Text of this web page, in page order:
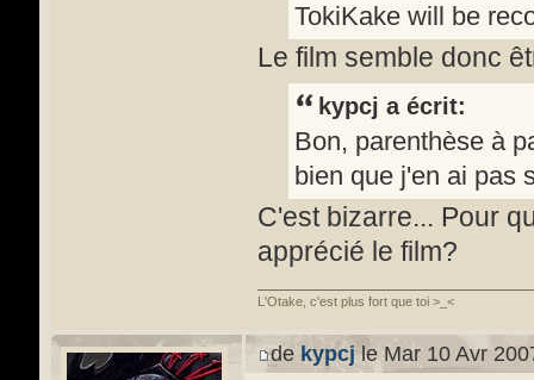
TokiKake will be
Le film semble donc
kypcj a écrit:
Bon, parenthèse à
bien que j'en ai pas
C'est bizarre... Pour
apprécié le film?
L'Otake, c'est plus fort que toi >_<
dekypcjle Mar 10 Avr